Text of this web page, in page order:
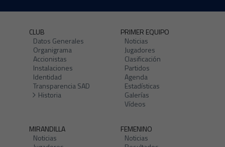
CLUB
Datos Generales
Organigrama
Accionistas
Instalaciones
Identidad
Transparencia SAD
Historia
PRIMER EQUIPO
Noticias
Jugadores
Clasificación
Partidos
Agenda
Estadísticas
Galerías
Vídeos
MIRANDILLA
Noticias
FEMENINO
Noticias